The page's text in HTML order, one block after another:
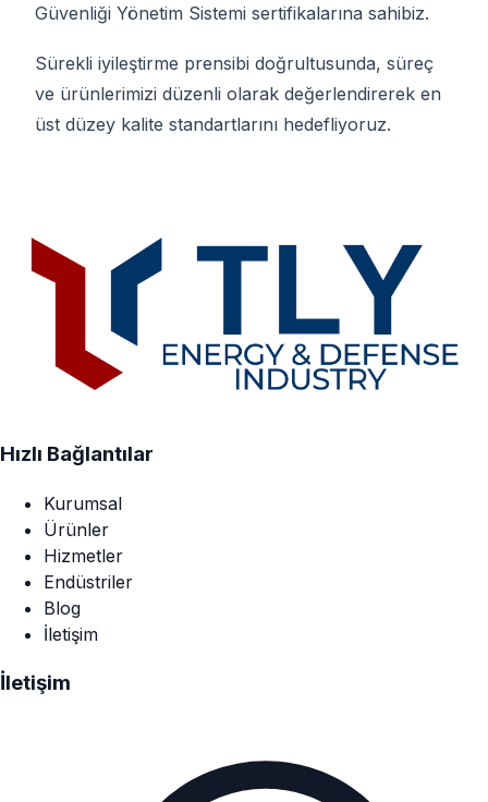
Güvenliği Yönetim Sistemi sertifikalarına sahibiz.
Sürekli iyileştirme prensibi doğrultusunda, süreç
ve ürünlerimizi düzenli olarak değerlendirerek en
üst düzey kalite standartlarını hedefliyoruz.
Hızlı Bağlantılar
Kurumsal
Ürünler
Hizmetler
Endüstriler
Blog
İletişim
İletişim